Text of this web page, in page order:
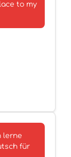
to my
lerne
für